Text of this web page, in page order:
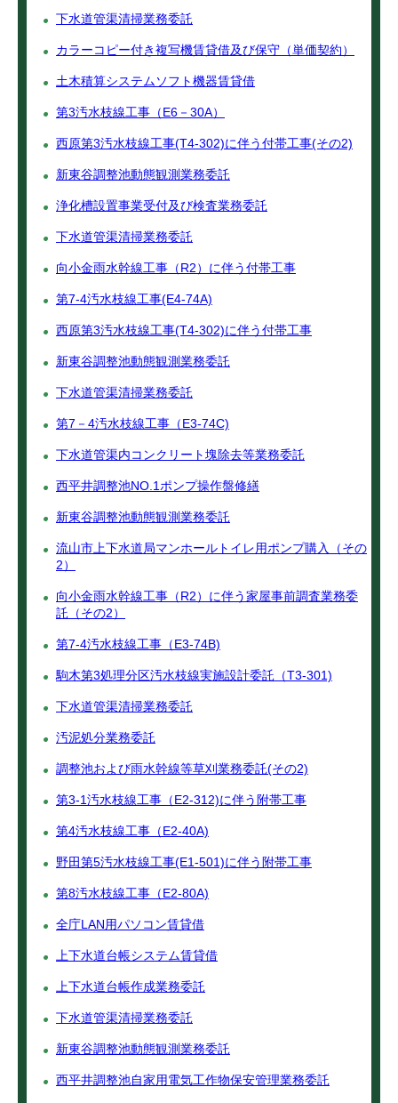
下水道管渠清掃業務委託
カラーコピー付き複写機賃貸借及び保守（単価契約）
土木積算システムソフト機器賃貸借
第3汚水枝線工事（E6－30A）
西原第3汚水枝線工事(T4-302)に伴う付帯工事(その2)
新東谷調整池動態観測業務委託
浄化槽設置事業受付及び検査業務委託
下水道管渠清掃業務委託
向小金雨水幹線工事（R2）に伴う付帯工事
第7-4汚水枝線工事(E4-74A)
西原第3汚水枝線工事(T4-302)に伴う付帯工事
新東谷調整池動態観測業務委託
下水道管渠清掃業務委託
第7－4汚水枝線工事（E3-74C)
下水道管渠内コンクリート塊除去等業務委託
西平井調整池NO.1ポンプ操作盤修繕
新東谷調整池動態観測業務委託
流山市上下水道局マンホールトイレ用ポンプ購入（その
2）
向小金雨水幹線工事（R2）に伴う家屋事前調査業務委
託（その2）
第7-4汚水枝線工事（E3-74B)
駒木第3処理分区汚水枝線実施設計委託（T3-301)
下水道管渠清掃業務委託
汚泥処分業務委託
調整池および雨水幹線等草刈業務委託(その2)
第3-1汚水枝線工事（E2-312)に伴う附帯工事
第4汚水枝線工事（E2-40A)
野田第5汚水枝線工事(E1-501)に伴う附帯工事
第8汚水枝線工事（E2-80A)
全庁LAN用パソコン賃貸借
上下水道台帳システム賃貸借
上下水道台帳作成業務委託
下水道管渠清掃業務委託
新東谷調整池動態観測業務委託
西平井調整池自家用電気工作物保安管理業務委託